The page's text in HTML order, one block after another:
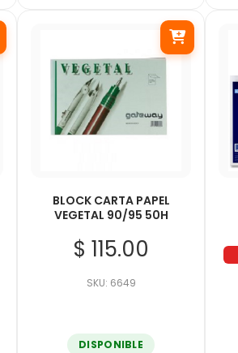
BLOCK CARTA PAPEL
VEGETAL 90/95 50H
$ 115.00
SKU: 6649
DISPONIBLE